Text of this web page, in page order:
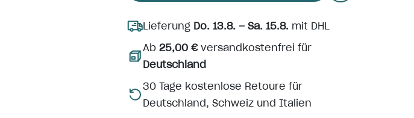
Lieferung Do. 13.8. – Sa. 15.8.mit DHL
Ab 25,00 €versandkostenfrei für
Deutschland
30 Tage kostenlose Retoure für
Deutschland, Schweiz und Italien